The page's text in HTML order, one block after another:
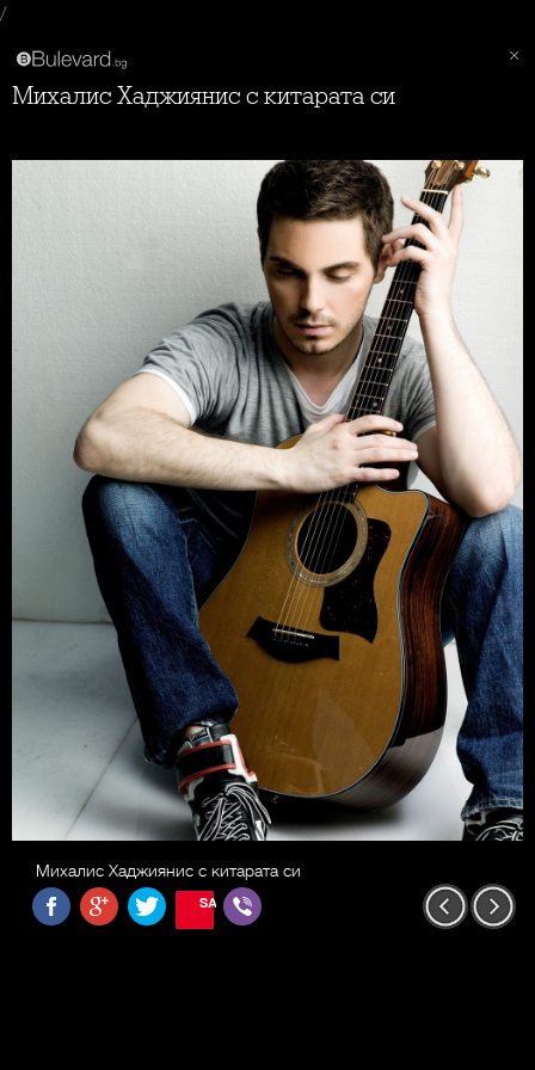
/
Михалис Хаджиянис с китарата си
Михалис Хаджиянис с китарата си
SAVE